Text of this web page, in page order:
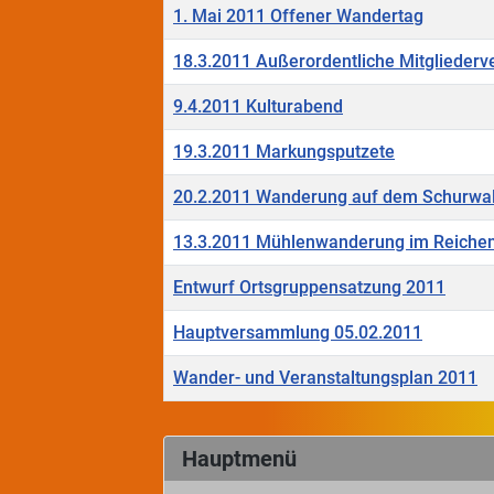
Hauptmenü
1. Mai 2011 Offener Wandertag
18.3.2011 Außerordentliche
9.4.2011 Kulturabend
19.3.2011 Markungsputzete
20.2.2011 Wanderung auf dem
13.3.2011 Mühlenwanderung im
Entwurf Ortsgruppensatzung 2011
Hauptversammlung 05.02.2011
Wander- und Veranstaltungsplan 2011